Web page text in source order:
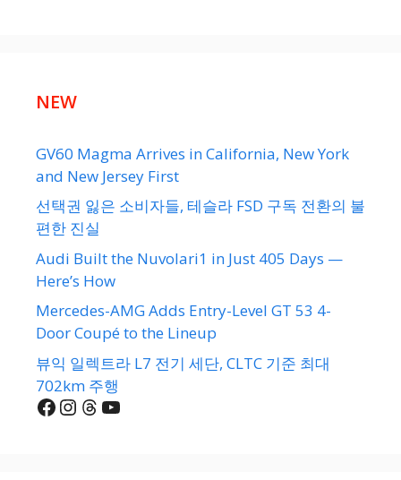
NEW
GV60 Magma Arrives in California, New York
and New Jersey First
선택권 잃은 소비자들, 테슬라 FSD 구독 전환의 불
편한 진실
Audi Built the Nuvolari1 in Just 405 Days —
Here’s How
Mercedes-AMG Adds Entry-Level GT 53 4-
Door Coupé to the Lineup
뷰익 일렉트라 L7 전기 세단, CLTC 기준 최대
702km 주행
Facebook
Instagram
Threads
YouTube